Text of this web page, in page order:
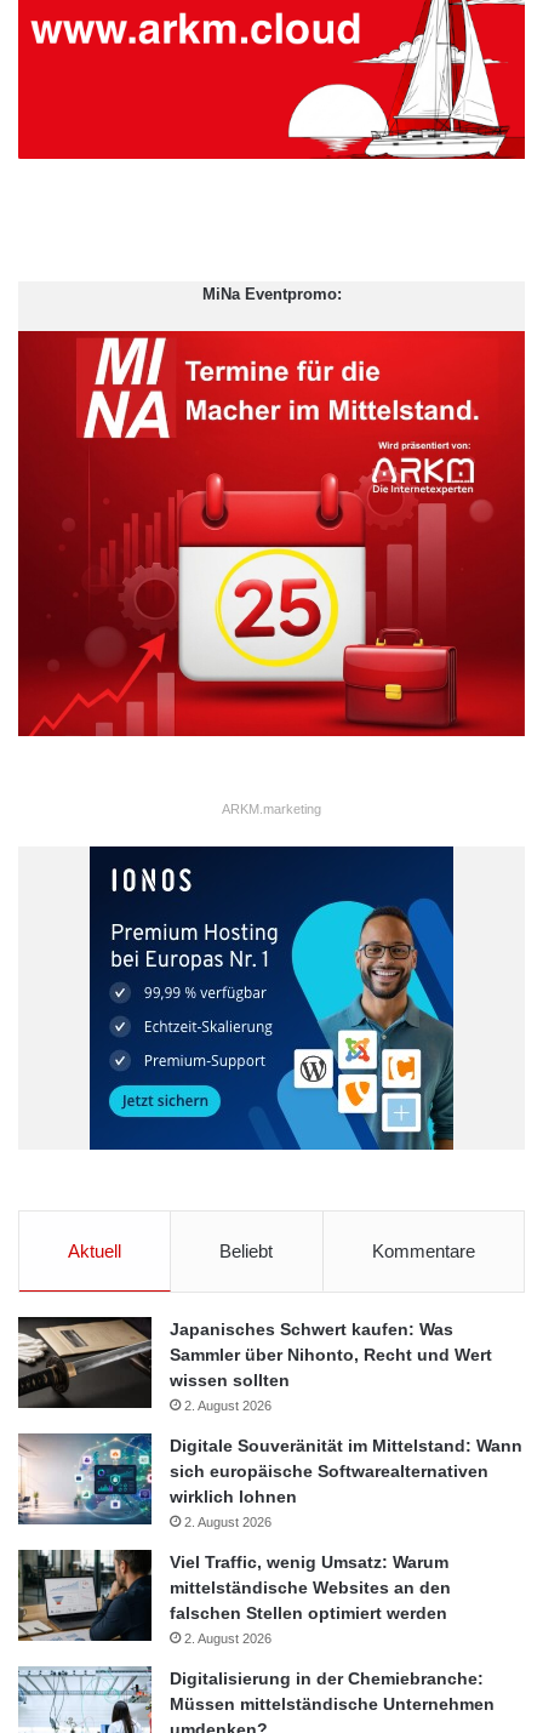
MiNa Eventpromo:
ARKM.marketing
Aktuell Beliebt Kommentare
Japanisches Schwert kaufen: Was
Sammler über Nihonto, Recht und Wert
wissen sollten
2. August 2026
Digitale Souveränität im Mittelstand: Wann
sich europäische Softwarealternativen
wirklich lohnen
2. August 2026
Viel Traffic, wenig Umsatz: Warum
mittelständische Websites an den
falschen Stellen optimiert werden
2. August 2026
Digitalisierung in der Chemiebranche:
Müssen mittelständische Unternehmen